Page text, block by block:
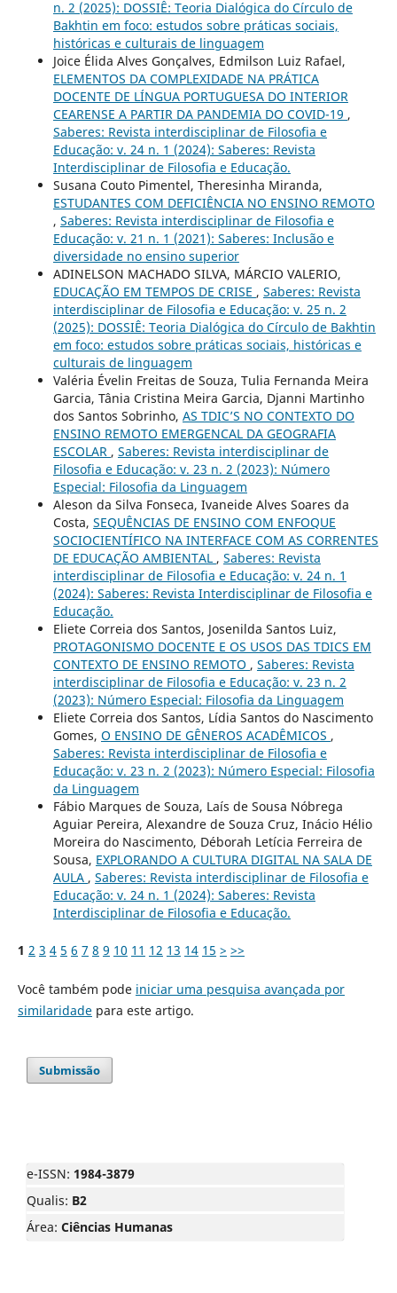
n. 2 (2025): DOSSIÊ: Teoria Dialógica do Círculo de
Bakhtin em foco: estudos sobre práticas sociais,
históricas e culturais de linguagem
Joice Élida Alves Gonçalves, Edmilson Luiz Rafael,
ELEMENTOS DA COMPLEXIDADE NA PRÁTICA
DOCENTE DE LÍNGUA PORTUGUESA DO INTERIOR
CEARENSE A PARTIR DA PANDEMIA DO COVID-19 ,
Saberes: Revista interdisciplinar de Filosofia e
Educação: v. 24 n. 1 (2024): Saberes: Revista
Interdisciplinar de Filosofia e Educação.
Susana Couto Pimentel, Theresinha Miranda,
ESTUDANTES COM DEFICIÊNCIA NO ENSINO REMOTO
, Saberes: Revista interdisciplinar de Filosofia e
Educação: v. 21 n. 1 (2021): Saberes: Inclusão e
diversidade no ensino superior
ADINELSON MACHADO SILVA, MÁRCIO VALERIO,
EDUCAÇÃO EM TEMPOS DE CRISE , Saberes: Revista
interdisciplinar de Filosofia e Educação: v. 25 n. 2
(2025): DOSSIÊ: Teoria Dialógica do Círculo de Bakhtin
em foco: estudos sobre práticas sociais, históricas e
culturais de linguagem
Valéria Évelin Freitas de Souza, Tulia Fernanda Meira
Garcia, Tânia Cristina Meira Garcia, Djanni Martinho
dos Santos Sobrinho, AS TDIC’S NO CONTEXTO DO
ENSINO REMOTO EMERGENCAL DA GEOGRAFIA
ESCOLAR , Saberes: Revista interdisciplinar de
Filosofia e Educação: v. 23 n. 2 (2023): Número
Especial: Filosofia da Linguagem
Aleson da Silva Fonseca, Ivaneide Alves Soares da
Costa, SEQUÊNCIAS DE ENSINO COM ENFOQUE
SOCIOCIENTÍFICO NA INTERFACE COM AS CORRENTES
DE EDUCAÇÃO AMBIENTAL , Saberes: Revista
interdisciplinar de Filosofia e Educação: v. 24 n. 1
(2024): Saberes: Revista Interdisciplinar de Filosofia e
Educação.
Eliete Correia dos Santos, Josenilda Santos Luiz,
PROTAGONISMO DOCENTE E OS USOS DAS TDICS EM
CONTEXTO DE ENSINO REMOTO , Saberes: Revista
interdisciplinar de Filosofia e Educação: v. 23 n. 2
(2023): Número Especial: Filosofia da Linguagem
Eliete Correia dos Santos, Lídia Santos do Nascimento
Gomes, O ENSINO DE GÊNEROS ACADÊMICOS ,
Saberes: Revista interdisciplinar de Filosofia e
Educação: v. 23 n. 2 (2023): Número Especial: Filosofia
da Linguagem
Fábio Marques de Souza, Laís de Sousa Nóbrega
Aguiar Pereira, Alexandre de Souza Cruz, Inácio Hélio
Moreira do Nascimento, Déborah Letícia Ferreira de
Sousa, EXPLORANDO A CULTURA DIGITAL NA SALA DE
AULA , Saberes: Revista interdisciplinar de Filosofia e
Educação: v. 24 n. 1 (2024): Saberes: Revista
Interdisciplinar de Filosofia e Educação.
1 2 3 4 5 6 7 8 9 10 11 12 13 14 15 > >>
Você também pode iniciar uma pesquisa avançada por
similaridadepara este artigo.
Submissão
e-ISSN: 1984-3879
Qualis: B2
Área: Ciências Humanas